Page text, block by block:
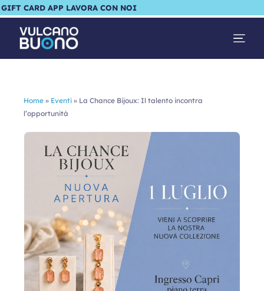
GIFT CARD APP LAVORA CON NOI
Home » Eventi » La Chance Bijoux: Il talento incontra
l’opportunità